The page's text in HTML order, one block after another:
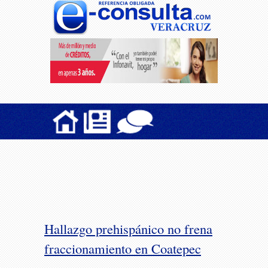
Hallazgo prehispánico no frena
fraccionamiento en Coatepec